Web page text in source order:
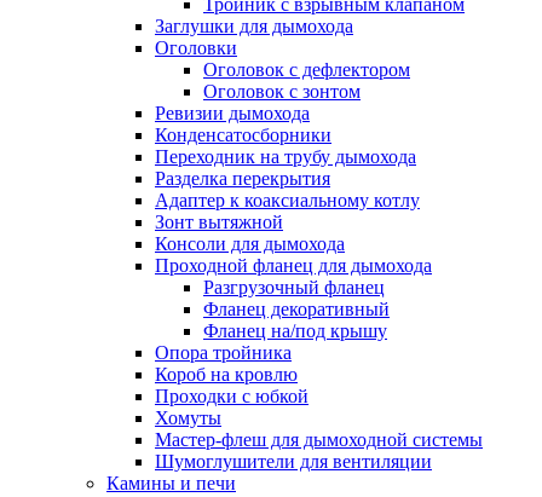
Тройник с взрывным клапаном
Заглушки для дымохода
Оголовки
Оголовок с дефлектором
Оголовок с зонтом
Ревизии дымохода
Конденсатосборники
Переходник на трубу дымохода
Разделка перекрытия
Адаптер к коаксиальному котлу
Зонт вытяжной
Консоли для дымохода
Проходной фланец для дымохода
Разгрузочный фланец
Фланец декоративный
Фланец на/под крышу
Опора тройника
Короб на кровлю
Проходки с юбкой
Хомуты
Мастер-флеш для дымоходной системы
Шумоглушители для вентиляции
Камины и печи